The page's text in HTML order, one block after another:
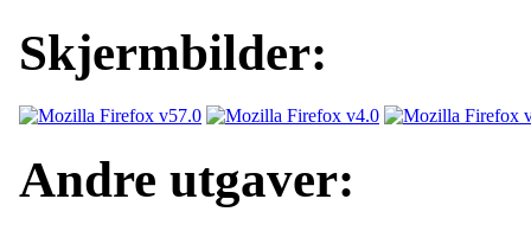
Skjermbilder:
Andre utgaver: